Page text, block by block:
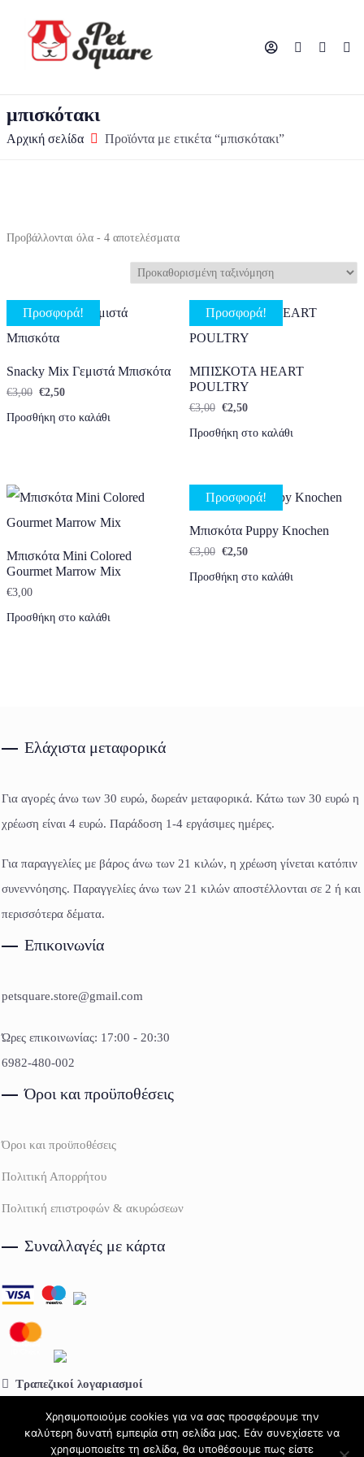
μπισκότακι
Αρχική σελίδα Προϊόντα με ετικέτα “μπισκότακι”
Προβάλλονται όλα - 4 αποτελέσματα
Προσφορά!
Snacky Mix Γεμιστά Μπισκότα
€3,00 Original price was: €3,00.
€2,50Η τρέχουσα τιμή είναι: €2,50.
Προσθήκη στο καλάθι
Προσφορά!
ΜΠΙΣΚΟΤΑ HEART
POULTRY
€3,00 Original price was: €3,00.
€2,50Η τρέχουσα τιμή είναι:
Προσθήκη στο καλάθι
Μπισκότα Mini Colored
Gourmet Marrow Mix
€3,00
Προσθήκη στο καλάθι
Προσφορά!
Μπισκότα Puppy Knochen
€3,00 Original price was: €3,00.
€2,50Η τρέχουσα τιμή είναι:
Προσθήκη στο καλάθι
Ελάχιστα μεταφορικά
Για αγορές άνω των 30 ευρώ, δωρεάν μεταφορικά. Κάτω των 30 ευρώ η
χρέωση είναι 4 ευρώ. Παράδοση 1-4 εργάσιμες ημέρες.
Για παραγγελίες με βάρος άνω των 21 κιλών, η χρέωση γίνεται κατόπιν
συνεννόησης. Παραγγελίες άνω των 21 κιλών αποστέλλονται σε 2 ή και
περισσότερα δέματα.
Επικοινωνία
petsquare.store@gmail.com
Ώρες επικοινωνίας: 17:00 - 20:30
6982-480-002
Όροι και προϋποθέσεις
Όροι και προϋποθέσεις
Πολιτική Απορρήτου
Πολιτική επιστροφών & ακυρώσεων
Συναλλαγές με κάρτα
Τραπεζικοί λογαριασμοί
Eurobank:GR68 0260 0600 0000 4020 1211 938
Χρησιμοποιούμε cookies για να σας προσφέρουμε την
καλύτερη δυνατή εμπειρία στη σελίδα μας. Εάν συνεχίσετε να
χρησιμοποιείτε τη σελίδα, θα υποθέσουμε πως είστε